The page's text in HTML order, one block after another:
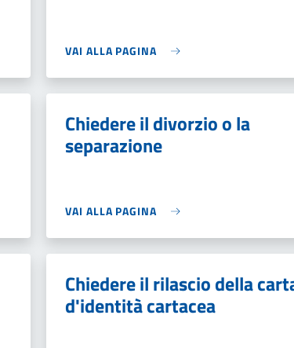
VAI ALLA PAGINA
Chiedere il divorzio o la
separazione
VAI ALLA PAGINA
Chiedere il rilascio della
d'identità cartacea